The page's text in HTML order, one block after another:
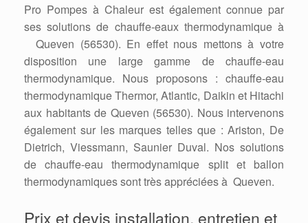
Pro Pompes à Chaleur est également connue par
ses solutions de chauffe-eaux thermodynamique à
Queven (56530). En effet nous mettons à votre
disposition une large gamme de chauffe-eau
thermodynamique. Nous proposons : chauffe-eau
thermodynamique Thermor, Atlantic, Daikin et Hitachi
aux habitants de Queven (56530). Nous intervenons
également sur les marques telles que : Ariston, De
Dietrich, Viessmann, Saunier Duval. Nos solutions
de chauffe-eau thermodynamique split et ballon
thermodynamiques sont très appréciées à Queven.
Prix et devis installation, entretien et